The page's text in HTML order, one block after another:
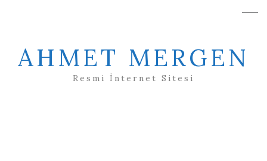
AHMET MERGEN
Resmi İnternet Sitesi